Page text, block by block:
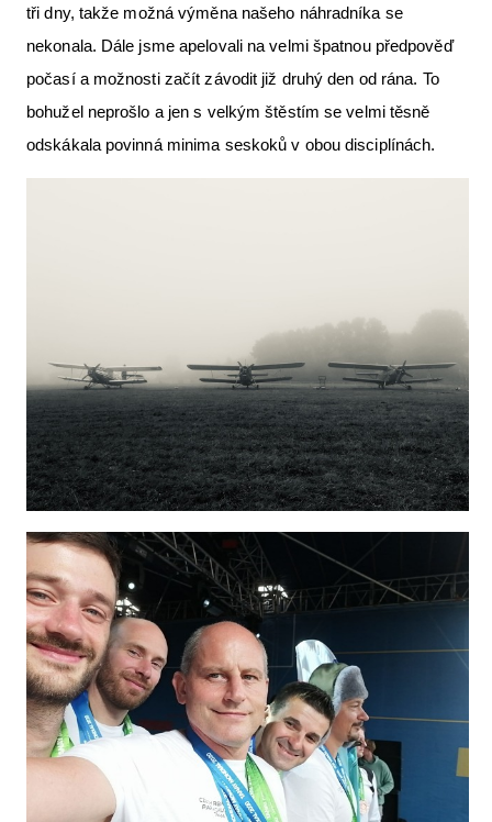
tři dny, takže možná výměna našeho náhradníka se
nekonala. Dále jsme apelovali na velmi špatnou předpověď
počasí a možnosti začít závodit již druhý den od rána. To
bohužel neprošlo a jen s velkým štěstím se velmi těsně
odskákala povinná minima seskoků v obou disciplínách.